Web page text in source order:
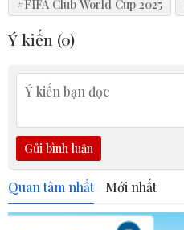
#FIFA Club World Cup 2025
Ý kiến (0)
Gửi bình luận
Quan tâm nhất Mới nhất